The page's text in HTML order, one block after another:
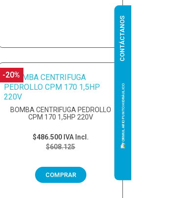
BOMBA CENTRIFUGA PEDROLLO
CPM 170 1,5HP 220V
$608.125
$486.500 IVA Incl.
COMPRAR
-20%
CONTÁCTANOS